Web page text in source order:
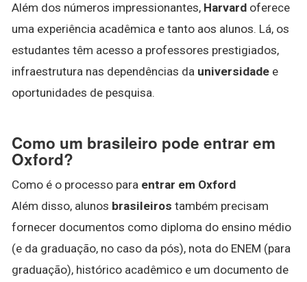
Além dos números impressionantes, Harvard oferece
uma experiência acadêmica e tanto aos alunos. Lá, os
estudantes têm acesso a professores prestigiados,
infraestrutura nas dependências da universidade e
oportunidades de pesquisa.
Como um brasileiro pode entrar em
Oxford?
Como é o processo para entrar em Oxford
Além disso, alunos brasileiros também precisam
fornecer documentos como diploma do ensino médio
(e da graduação, no caso da pós), nota do ENEM (para
graduação), histórico acadêmico e um documento de